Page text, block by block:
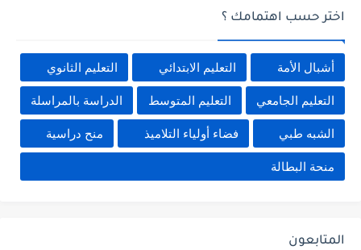
اختر حسب اهتمامك ؟
أشبال الأمة التعليم الابتدائي التعليم الثانوي
التعليم الجامعي التعليم المتوسط الدراسة بالمراسلة
الشبه طبي فضاء أولياء التلاميذ منح دراسية
منحة البطالة
المتابعون